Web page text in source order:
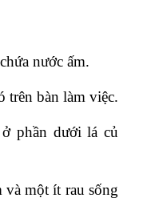
nước ấm.
trên bàn làm việc.
phần dưới lá củ
một ít rau sống